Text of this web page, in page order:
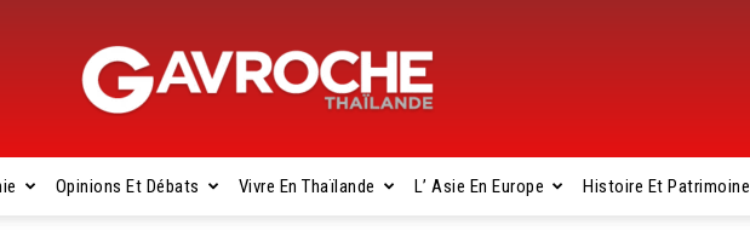
Gavroche
Opinions Et Débats Vivre En Thaïlande L’ Asie En Europe Histoire Et Patrimoine